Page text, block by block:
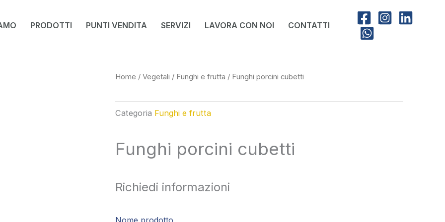
PRODOTTI PUNTI VENDITA SERVIZI LAVORA CON NOI CONTATTI
Home / Vegetali / Funghi e frutta / Funghi porcini cubetti
Categoria Funghi e frutta
Funghi porcini cubetti
Richiedi informazioni